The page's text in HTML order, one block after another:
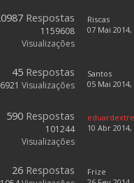
Respostas
1159608
Visualizações
Riscas
07 Mai 2014,
45 Respostas
Visualizações
Santos
05 Mai 2014,
590 Respostas
101244
Visualizações
10 Abr 2014,
26 Respostas
Frize